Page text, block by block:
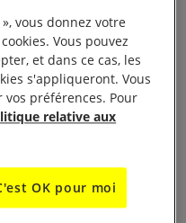
une peur et une
a de fait pris en
ensemble complexe
la critique de
« traîtres » les
les droits des
», vous donnez votre
Vous pouvez
et dans ce cas, les
s'appliqueront. Vous
préférences. Pour
relative aux
OK pour moi